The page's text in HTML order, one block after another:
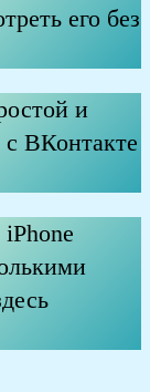
его без
и
с ВКонтакте